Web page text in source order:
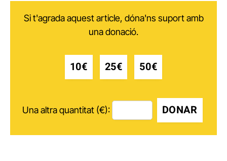
Si t'agrada aquest article, dóna'ns suport amb
una donació.
10€ 25€ 50€
Una altra quantitat (€): DONAR